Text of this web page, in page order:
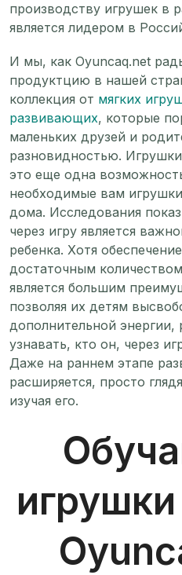
производству игрушек в
является лидером в
И мы, как Oyuncaq.net
продуктцию в нашей
коллекция от мягких
развивающих, которые
маленьких друзей и
разновидностью.
это еще одна
необходимые вам
дома. Исследования
через игру является
ребенка. Хотя
достаточным
является большим
позволяя их детям
дополнительной энергии,
узнавать, кто он, через
Даже на раннем этапе
расширяется, просто
изучая его.